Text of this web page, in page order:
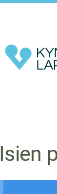
Kympin
Isien